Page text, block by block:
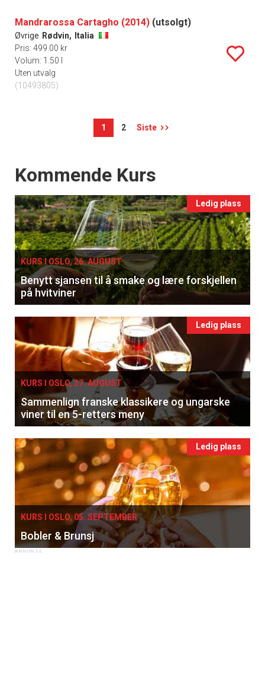
Mandrarossa Cartagho (2014) (utsolgt)
Øvrige Rødvin,
Italia
Pris: 499.00 kr
Volum: 1.50 l
Uten utvalg
(10493805)
1 2 Siste
Events
Kommende Kurs
Ledig plass
KURS I OSLO, 26. AUGUST
Benytt sjansen til å smake og lære forskjellen
på hvitviner
Ledig plass
KURS I OSLO, 27. AUGUST
Sammenlign franske klassikere og ungarske
viner til en 5-retters meny
Ledig plass
KURS I OSLO, 05. SEPTEMBER
Bobler & Brunsj